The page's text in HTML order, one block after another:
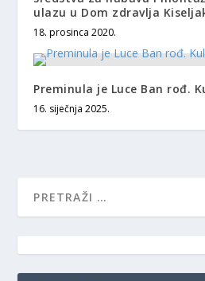
ulazu u Dom zdravlja
18. prosinca 2020.
Preminula je Luce Ban rođ.
16. siječnja 2025.